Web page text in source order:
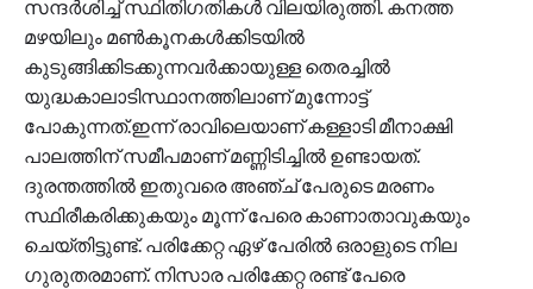
സന്ദർശിച്ച് സ്ഥിതിഗതികൾ വിലയിരുത്തി. കനത്ത
മഴയിലും മൺകൂനകൾക്കിടയിൽ
കുടുങ്ങിക്കിടക്കുന്നവർക്കായുള്ള തെരച്ചിൽ
യുദ്ധകാലാടിസ്ഥാനത്തിലാണ് മുന്നോട്ട്
പോകുന്നത്.ഇന്ന് രാവിലെയാണ് കള്ളാടി മീനാക്ഷി
പാലത്തിന് സമീപമാണ് മണ്ണിടിച്ചിൽ ഉണ്ടായത്.
ദുരന്തത്തിൽ ഇതുവരെ അഞ്ച് പേരുടെ മരണം
സ്ഥിരീകരിക്കുകയും മൂന്ന് പേരെ കാണാതാവുകയും
ചെയ്തിട്ടുണ്ട്. പരിക്കേറ്റ ഏഴ് പേരിൽ ഒരാളുടെ നില
ഗുരുതരമാണ്. നിസാര പരിക്കേറ്റ രണ്ട് പേരെ